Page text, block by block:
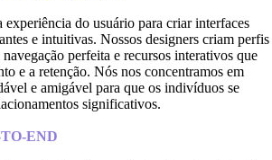
experiência do usuário para criar interfaces
e intuitivas. Nossos designers criam perfis
perfeita e recursos interativos que
e a retenção. Nós nos concentramos em
e amigável para que os indivíduos se
significativos.
END